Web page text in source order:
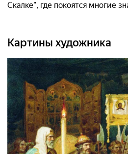
Скалке", где покоятся многие
Картины художника